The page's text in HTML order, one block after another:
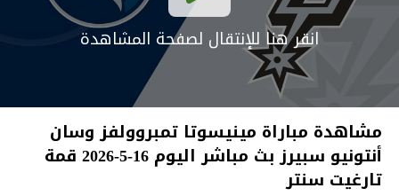
انقر هنا للإنتقال لصفحة المشاهدة
مشاهدة مباراة مينيسوتا تمبروولفز وسان
أنتونيو سبيرز بث مباشر اليوم 16-5-2026 قمة
تارغيت سنتر